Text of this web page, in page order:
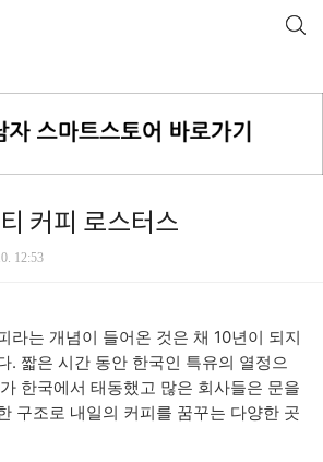
커피 로스터스
12:53
라는 개념이 들어온 것은 채 10년이 되지
. 짧은 시간 동안 한국인 특유의 열정으
한국에서 태동했고 많은 회사들은 문을
구조로 내일의 커피를 꿈꾸는 다양한 곳